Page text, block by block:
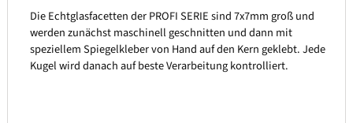
Die Echtglasfacetten der PROFI SERIE sind 7x7mm groß und
werden zunächst maschinell geschnitten und dann mit
speziellem Spiegelkleber von Hand auf den Kern geklebt. Jede
Kugel wird danach auf beste Verarbeitung kontrolliert.